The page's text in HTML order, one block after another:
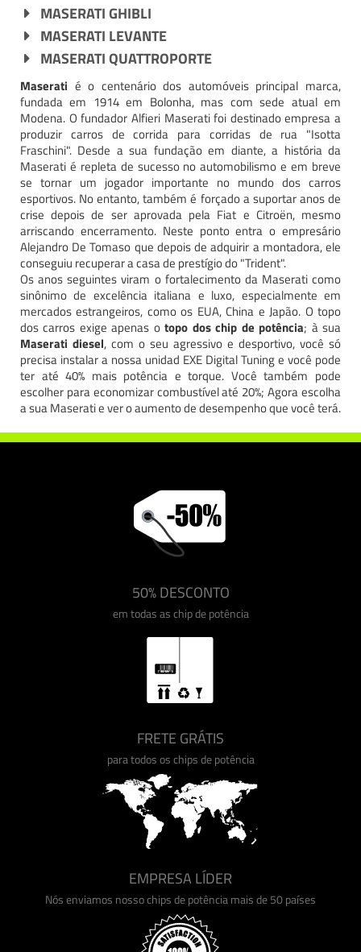
MASERATI GHIBLI
MASERATI LEVANTE
MASERATI QUATTROPORTE
Maserati é o centenário dos automóveis principal marca,
fundada em 1914 em Bolonha, mas com sede atual em
Modena. O fundador Alfieri Maserati foi destinado empresa a
produzir carros de corrida para corridas de rua "Isotta
Fraschini". Desde a sua fundação em diante, a história da
Maserati é repleta de sucesso no automobilismo e em breve
se tornar um jogador importante no mundo dos carros
esportivos. No entanto, também é forçado a suportar anos de
crise depois de ser aprovada pela Fiat e Citroën, mesmo
arriscando encerramento. Neste ponto entra o empresário
Alejandro De Tomaso que depois de adquirir a montadora, ele
conseguiu recuperar a casa de prestígio do "Trident".
Os anos seguintes viram o fortalecimento da Maserati como
sinônimo de excelência italiana e luxo, especialmente em
mercados estrangeiros, como os EUA, China e Japão. O topo
dos carros exige apenas otopo dos chip de potência; à sua
Maserati diesel, com o seu agressivo e desportivo, você só
precisa instalar a nossa unidad EXE Digital Tuning e você pode
ter até 40% mais potência e torque. Você também pode
escolher para economizar combustível até 20%; Agora escolha
a sua Maserati e ver o aumento de desempenho que você terá.
50% DESCONTO
em todas as chip de potência
FRETE GRÁTIS
para todos os chips de potência
EMPRESA LÍDER
Nós enviamos nosso chips de potência mais de 50 países